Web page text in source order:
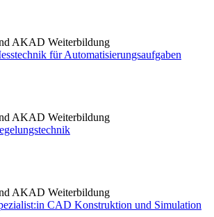
AKAD Weiterbildung
für Automatisierungsaufgaben
AKAD Weiterbildung
AKAD Weiterbildung
CAD Konstruktion und Simulation